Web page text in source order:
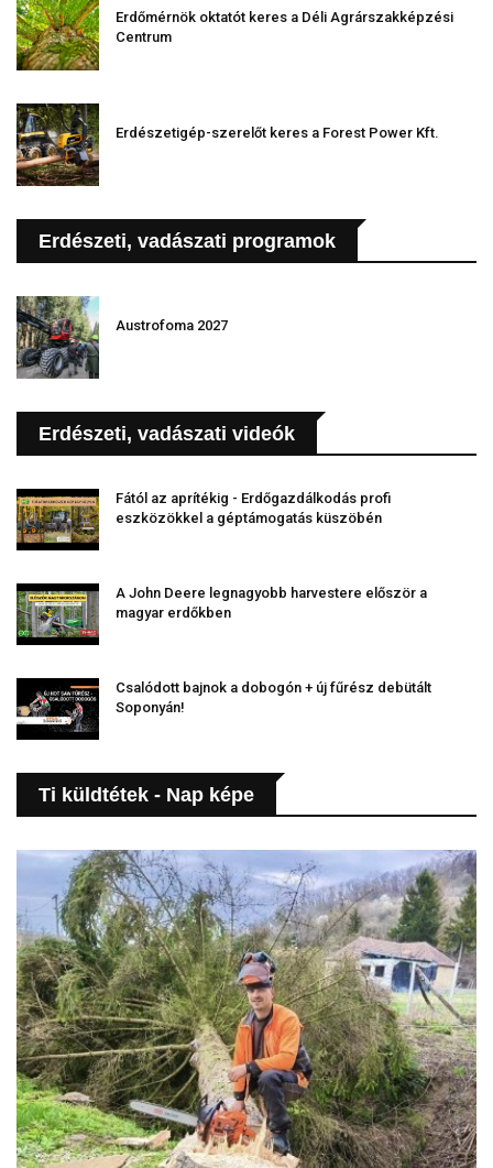
Erdőmérnök oktatót keres a Déli Agrárszakképzési
Centrum
Erdészetigép-szerelőt keres a Forest Power Kft.
Erdészeti, vadászati programok
Austrofoma 2027
Erdészeti, vadászati videók
Fától az aprítékig - Erdőgazdálkodás profi
eszközökkel a géptámogatás küszöbén
A John Deere legnagyobb harvestere először a
magyar erdőkben
Csalódott bajnok a dobogón + új fűrész debütált
Soponyán!
Ti küldtétek - Nap képe